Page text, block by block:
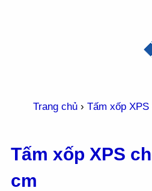
Trang chủ› Tấm xốp XPS
Tấm xốp XPS
cm